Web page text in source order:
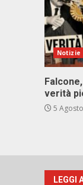
Notizie
verità
5
LEGGI